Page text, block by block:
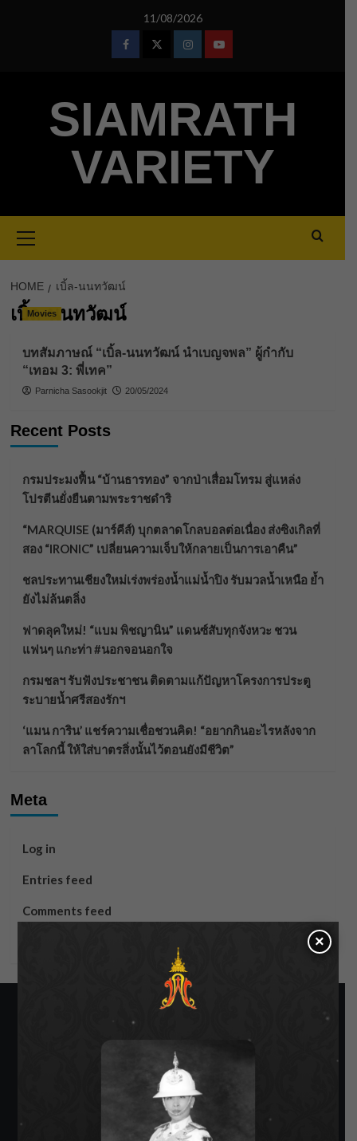
11/08/2026
FacebookTwitterInstagramYoutube
SIAMRATH
VARIETY
Menu
HOME เบิ้ล-นนทวัฒน์
เบิ้ล-นนทวัฒน์
Movies
บทสัมภาษณ์ “เบิ้ล-นนทวัฒน์ นำเบญจพล” ผู้กำกับ
“เทอม 3: พี่เทค”
Parnicha Sasookjit 20/05/2024
Recent Posts
กรมประมงฟื้น “บ้านธารทอง” จากป่าเสื่อมโทรม สู่แหล่ง
โปรตีนยั่งยืนตามพระราชดำริ
“MARQUISE (มาร์คีส์) บุกตลาดโกลบอลต่อเนื่อง ส่งซิงเกิลที่
สอง “IRONIC” เปลี่ยนความเจ็บให้กลายเป็นการเอาคืน”
ชลประทานเชียงใหม่เร่งพร่องน้ำแม่น้ำปิง รับมวลน้ำเหนือ ย้ำ
ยังไม่ล้นตลิ่ง
ฟาดลุคใหม่! “แบม พิชญานิน” แดนซ์สับทุกจังหวะ ชวน
แฟนๆ แกะท่า #นอกจอนอกใจ
กรมชลฯ รับฟังประชาชน ติดตามแก้ปัญหาโครงการประตู
ระบายน้ำศรีสองรักฯ
‘แมน การิน’ แชร์ความเชื่อชวนคิด! “อยากกินอะไรหลังจาก
ลาโลกนี้ ให้ใส่บาตรสิ่งนั้นไว้ตอนยังมีชีวิต”
Meta
Log in
Entries feed
Comments feed
×